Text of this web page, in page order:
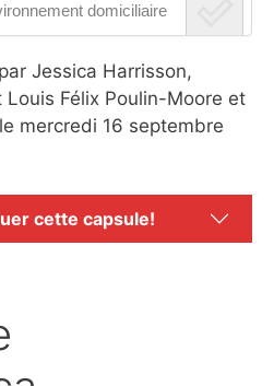
domiciliaire
Jessica Harrisson,
Félix Poulin-Moore et
mercredi 16 septembre
cette capsule!